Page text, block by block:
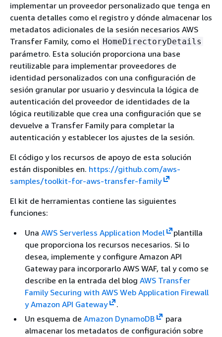
implementar un proveedor personalizado que tenga en
cuenta detalles como el registro y dónde almacenar los
metadatos adicionales de la sesión necesarios AWS
Transfer Family, como el HomeDirectoryDetails
parámetro. Esta solución proporciona una base
reutilizable para implementar proveedores de
identidad personalizados con una configuración de
sesión granular por usuario y desvincula la lógica de
autenticación del proveedor de identidades de la
lógica reutilizable que crea una configuración que se
devuelve a Transfer Family para completar la
autenticación y establecer los ajustes de la sesión.
El código y los recursos de apoyo de esta solución
están disponibles en. https://github.com/aws-
samples/toolkit-for-aws-transfer-family
El kit de herramientas contiene las siguientes
funciones:
Una AWS Serverless Application Model
plantilla
que proporciona los recursos necesarios. Si lo
desea, implemente y configure Amazon API
Gateway para incorporarlo AWS WAF, tal y como se
describe en la entrada del blog AWS Transfer
Family Securing with AWS Web Application Firewall
y Amazon API Gateway
.
Un esquema de Amazon DynamoDB
para
almacenar los metadatos de configuración sobre